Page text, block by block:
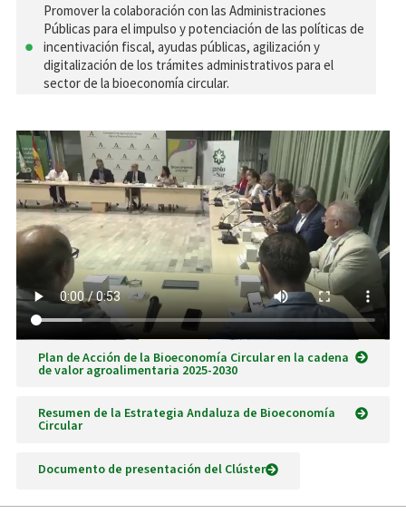
Promover la colaboración con las Administraciones
Públicas para el impulso y potenciación de las políticas de
incentivación fiscal, ayudas públicas, agilización y
digitalización de los trámites administrativos para el
sector de la bioeconomía circular.
Plan de Acción de la Bioeconomía Circular en la cadena
de valor agroalimentaria 2025-2030
Resumen de la Estrategia Andaluza de Bioeconomía
Circular
Documento de presentación del Clúster